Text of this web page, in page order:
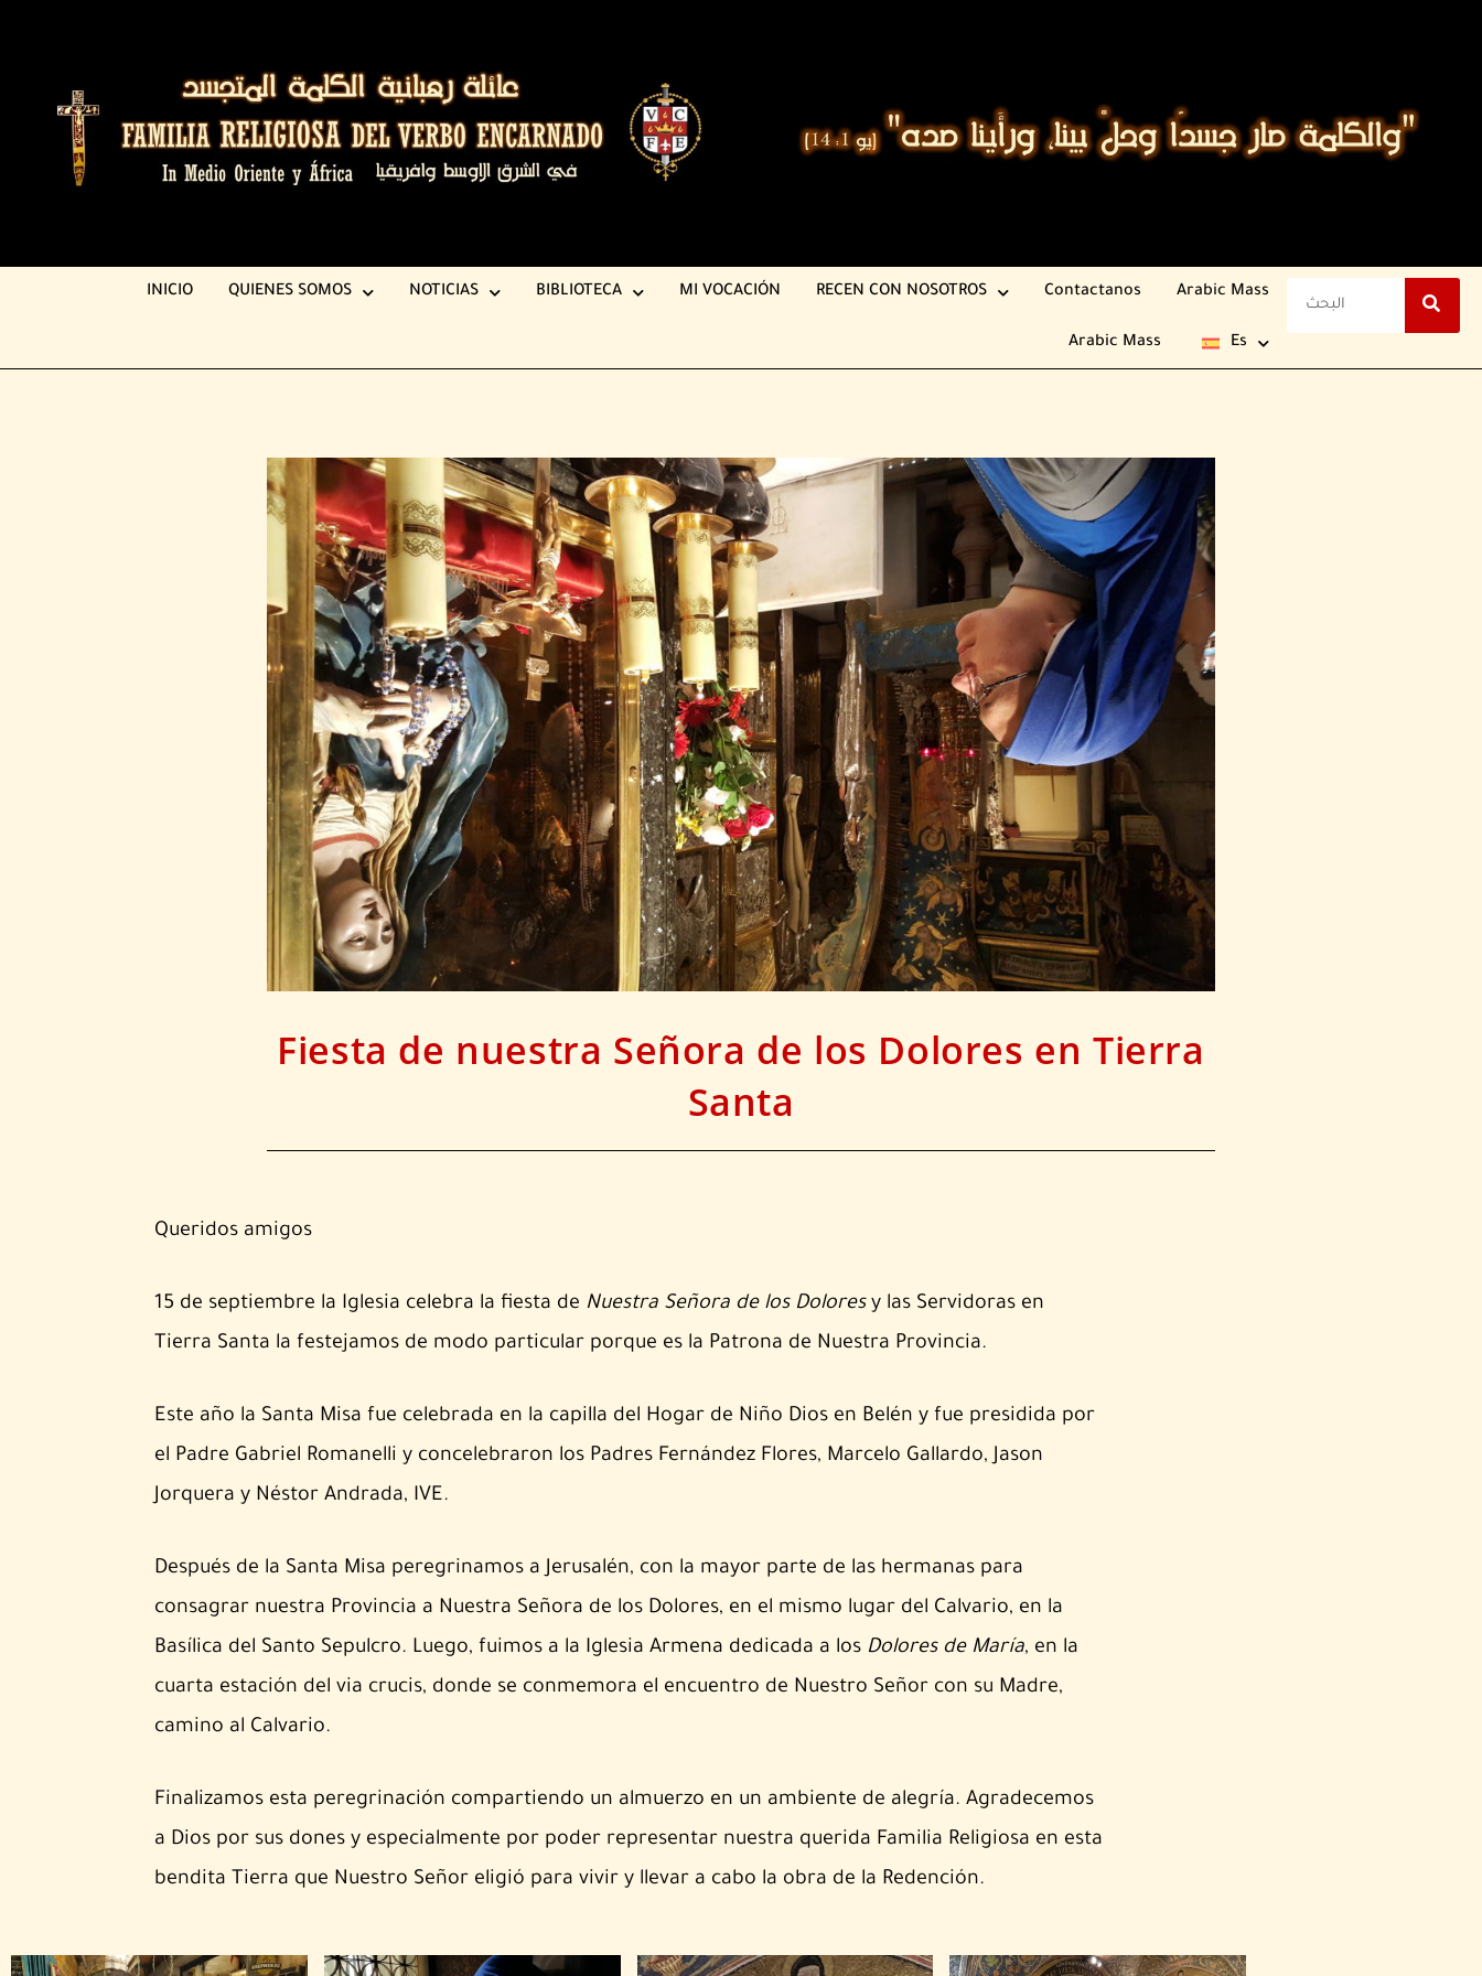
INICIO QUIENES SOMOS NOTICIAS BIBLIOTECA MI VOCACIÓN RECEN CON NOSOTROS Contactanos Arabic Mass
Arabic Mass Es
Fiesta de nuestra Señora de los Dolores en Tierra
Santa
Queridos amigos
15 de septiembre la Iglesia celebra la fiesta de Nuestra Señora de los Doloresy las Servidoras en
Tierra Santa la festejamos de modo particular porque es la Patrona de Nuestra Provincia.
Este año la Santa Misa fue celebrada en la capilla del Hogar de Niño Dios en Belén y fue presidida por
el Padre Gabriel Romanelli y concelebraron los Padres Fernández Flores, Marcelo Gallardo, Jason
Jorquera y Néstor Andrada, IVE.
Después de la Santa Misa peregrinamos a Jerusalén, con la mayor parte de las hermanas para
consagrar nuestra Provincia a Nuestra Señora de los Dolores, en el mismo lugar del Calvario, en la
Basílica del Santo Sepulcro. Luego, fuimos a la Iglesia Armena dedicada a los Dolores de María, en la
cuarta estación del via crucis, donde se conmemora el encuentro de Nuestro Señor con su Madre,
camino al Calvario.
Finalizamos esta peregrinación compartiendo un almuerzo en un ambiente de alegría. Agradecemos
a Dios por sus dones y especialmente por poder representar nuestra querida Familia Religiosa en esta
bendita Tierra que Nuestro Señor eligió para vivir y llevar a cabo la obra de la Redención.